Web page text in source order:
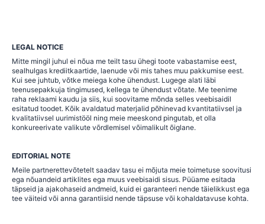
LEGAL NOTICE
Mitte mingil juhul ei nõua me teilt tasu ühegi toote vabastamise eest,
sealhulgas krediitkaartide, laenude või mis tahes muu pakkumise eest.
Kui see juhtub, võtke meiega kohe ühendust. Lugege alati läbi
teenusepakkuja tingimused, kellega te ühendust võtate. Me teenime
raha reklaami kaudu ja siis, kui soovitame mõnda selles veebisaidil
esitatud toodet. Kõik avaldatud materjalid põhinevad kvantitatiivsel ja
kvalitatiivsel uurimistööl ning meie meeskond pingutab, et olla
konkureerivate valikute võrdlemisel võimalikult õiglane.
EDITORIAL NOTE
Meile partnerettevõtetelt saadav tasu ei mõjuta meie toimetuse soovitusi
ega nõuandeid artiklites ega muus veebisaidi sisus. Püüame esitada
täpseid ja ajakohaseid andmeid, kuid ei garanteeri nende täielikkust ega
tee väiteid või anna garantiisid nende täpsuse või kohaldatavuse kohta.